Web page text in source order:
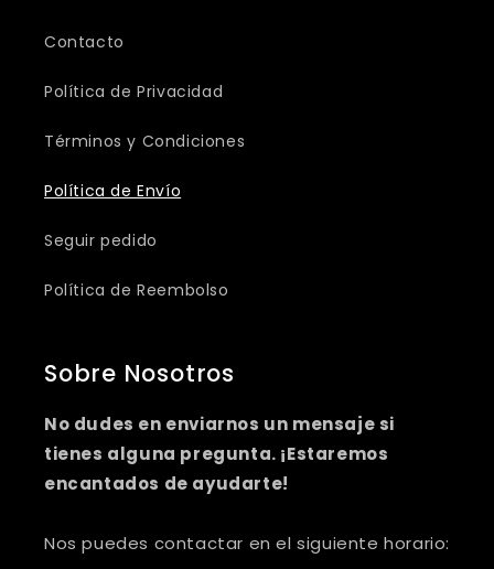
Contacto
Política de Privacidad
Términos y Condiciones
Política de Envío
Seguir pedido
Política de Reembolso
Sobre Nosotros
No dudes en enviarnos un mensaje si
tienes alguna pregunta. ¡Estaremos
encantados de ayudarte!
Nos puedes contactar en el siguiente horario: